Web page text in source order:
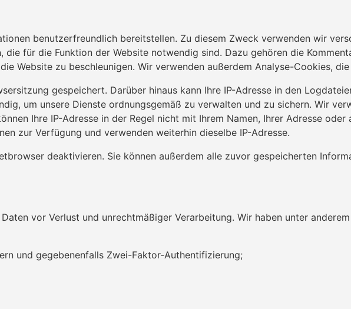
benutzerfreundlich bereitstellen. Zu diesem Zweck verwenden wir
die für die Funktion der Website notwendig sind. Dazu gehören die
Website zu beschleunigen. Wir verwenden außerdem Analyse-Cookies,
gespeichert. Darüber hinaus kann Ihre IP-Adresse in den
um unsere Dienste ordnungsgemäß zu verwalten und zu sichern. Wir
Ihre IP-Adresse in der Regel nicht mit Ihrem Namen, Ihrer Adresse
zur Verfügung und verwenden weiterhin dieselbe IP-Adresse.
deaktivieren. Sie können außerdem alle zuvor gespeicherten
vor Verlust und unrechtmäßiger Verarbeitung. Wir haben unter
und gegebenenfalls Zwei-Faktor-Authentifizierung;